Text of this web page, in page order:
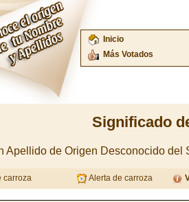
Inicio
Más Votados
Significado
Apellido de Origen Desconocido del
carroza Alerta de carroza